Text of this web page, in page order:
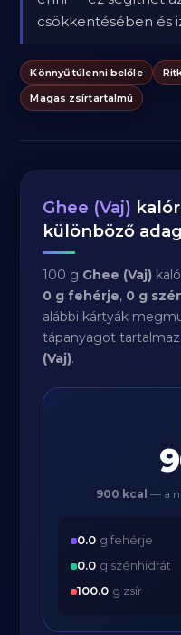
csökkentésében és
Könnyű túlenni belőle
Magas zsírtartalmú
Ghee (Vaj)
különböző
100 g Ghee (Vaj)
0 g fehérje, 0 g
alábbi kártyák
tápanyagot
(Vaj).
900 kcal — a
0.0 g fehérje
0.0 g szénhidrát
100.0 g zsír